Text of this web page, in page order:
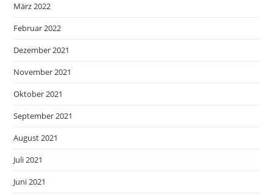
März 2022
Februar 2022
Dezember 2021
November 2021
Oktober 2021
September 2021
August 2021
Juli 2021
Juni 2021